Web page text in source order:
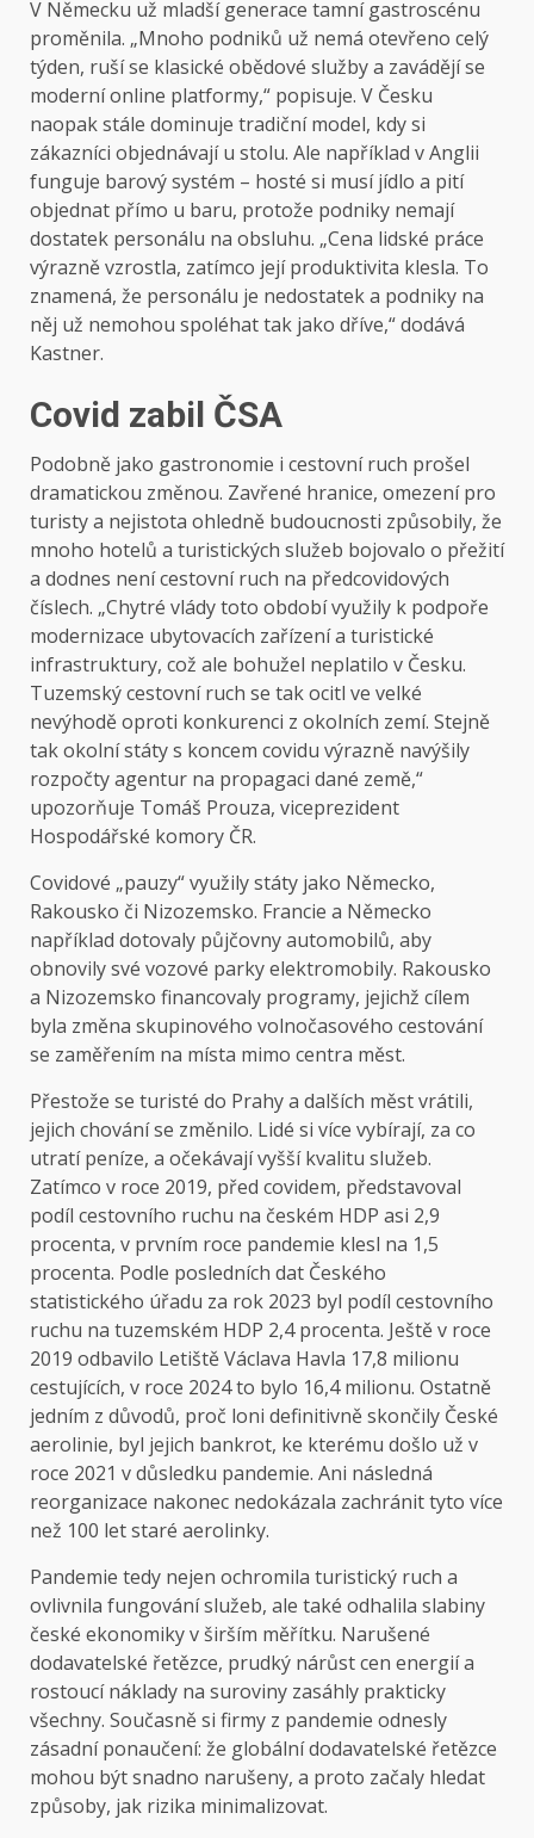
V Německu už mladší generace tamní gastroscénu
proměnila. „Mnoho podniků už nemá otevřeno celý
týden, ruší se klasické obědové služby a zavádějí se
moderní online platformy,“ popisuje. V Česku
naopak stále dominuje tradiční model, kdy si
zákazníci objednávají u stolu. Ale například v Anglii
funguje barový systém – hosté si musí jídlo a pití
objednat přímo u baru, protože podniky nemají
dostatek personálu na obsluhu. „Cena lidské práce
výrazně vzrostla, zatímco její produktivita klesla. To
znamená, že personálu je nedostatek a podniky na
něj už nemohou spoléhat tak jako dříve,“ dodává
Kastner.
Covid zabil ČSA
Podobně jako gastronomie i cestovní ruch prošel
dramatickou změnou. Zavřené hranice, omezení pro
turisty a nejistota ohledně budoucnosti způsobily, že
mnoho hotelů a turistických služeb bojovalo o přežití
a dodnes není cestovní ruch na předcovidových
číslech. „Chytré vlády toto období využily k podpoře
modernizace ubytovacích zařízení a turistické
infrastruktury, což ale bohužel neplatilo v Česku.
Tuzemský cestovní ruch se tak ocitl ve velké
nevýhodě oproti konkurenci z okolních zemí. Stejně
tak okolní státy s koncem covidu výrazně navýšily
rozpočty agentur na propagaci dané země,“
upozorňuje Tomáš Prouza, viceprezident
Hospodářské komory ČR.
Covidové „pauzy“ využily státy jako Německo,
Rakousko či Nizozemsko. Francie a Německo
například dotovaly půjčovny automobilů, aby
obnovily své vozové parky elektromobily. Rakousko
a Nizozemsko financovaly programy, jejichž cílem
byla změna skupinového volnočasového cestování
se zaměřením na místa mimo centra měst.
Přestože se turisté do Prahy a dalších měst vrátili,
jejich chování se změnilo. Lidé si více vybírají, za co
utratí peníze, a očekávají vyšší kvalitu služeb.
Zatímco v roce 2019, před covidem, představoval
podíl cestovního ruchu na českém HDP asi 2,9
procenta, v prvním roce pandemie klesl na 1,5
procenta. Podle posledních dat Českého
statistického úřadu za rok 2023 byl podíl cestovního
ruchu na tuzemském HDP 2,4 procenta. Ještě v roce
2019 odbavilo Letiště Václava Havla 17,8 milionu
cestujících, v roce 2024 to bylo 16,4 milionu. Ostatně
jedním z důvodů, proč loni definitivně skončily České
aerolinie, byl jejich bankrot, ke kterému došlo už v
roce 2021 v důsledku pandemie. Ani následná
reorganizace nakonec nedokázala zachránit tyto více
než 100 let staré aerolinky.
Pandemie tedy nejen ochromila turistický ruch a
ovlivnila fungování služeb, ale také odhalila slabiny
české ekonomiky v širším měřítku. Narušené
dodavatelské řetězce, prudký nárůst cen energií a
rostoucí náklady na suroviny zasáhly prakticky
všechny. Současně si firmy z pandemie odnesly
zásadní ponaučení: že globální dodavatelské řetězce
mohou být snadno narušeny, a proto začaly hledat
způsoby, jak rizika minimalizovat.